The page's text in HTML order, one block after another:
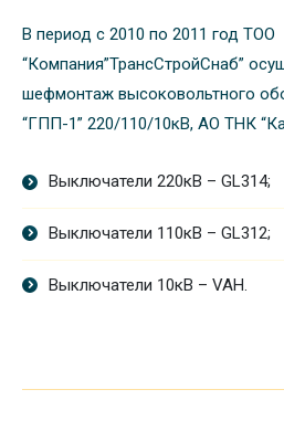
В период с 2010 по 2011 год ТОО
“Компания”ТрансСтройСнаб”
шефмонтаж высоковольтного
“ГПП-1” 220/110/10кВ, АО ТНК
Выключатели 220кВ – GL314;
Выключатели 110кВ – GL312;
Выключатели 10кВ – VAH.